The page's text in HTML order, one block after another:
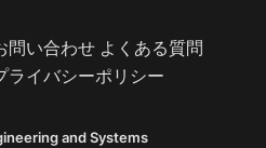
and Systems
問い合わせ よくある質問
ライバシーポリシー